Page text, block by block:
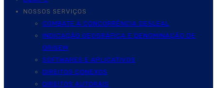
NOSSOS SERVIÇOS
COMBATE À CONCORRÊNCIA DESLEAL
INDICAÇÃO GEOGRÁFICA E DENOMINAÇÃO DE
ORIGEM
SOFTWARES E APLICATIVOS
DIREITOS CONEXOS
DIREITOS AUTORAIS